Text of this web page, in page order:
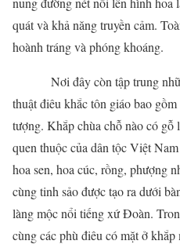
quát và khả năng truyền cảm.
hoành tráng và phóng khoáng.
Nơi đây còn tập trung
thuật điêu khắc tôn giáo bao
tượng. Khắp chùa chỗ nào có gỗ
quen thuộc của dân tộc Việt
hoa sen, hoa cúc, rồng, phượng
cùng tinh sảo được tạo ra dưới
làng mộc nổi tiếng xứ Đoàn.
cùng các phù điêu có mặt ở